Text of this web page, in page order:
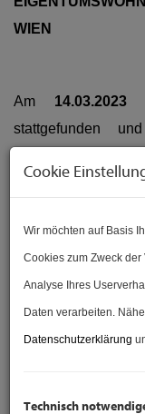
WIEN
Am 14.03.2023
stattgefunden
Lifteinbau
Sie überlegen
stehen wir
Cookie
Wir möchten auf Basis
Cookies zum Zweck
Analyse Ihres
Daten verarbeiten.
Datenschutzerklärung
Technisch